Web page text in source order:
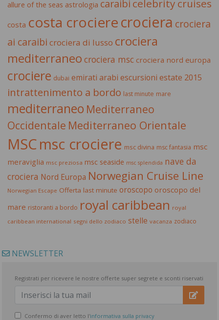
allure of the seas astrologia caraibi celebrity cruises
costa costa crocierecrociera crociera
ai caraibi crociera di lusso crociera
mediterraneo crociera msc crociera nord europa
crociere dubai emirati arabi escursioni estate 2015
intrattenimento a bordo last minute mare
mediterraneo Mediterraneo
Occidentale Mediterraneo Orientale
MSCmsc crociere msc divina msc fantasia msc
meraviglia msc preziosa msc seaside msc splendida nave da
crociera Nord Europa Norwegian Cruise Line
Norwegian Escape Offerta last minute oroscopo oroscopo del
mare ristoranti a bordo royal caribbean royal
caribbean international segni dello zodiaco stelle vacanza zodiaco
NEWSLETTER
Registrati per ricevere le nostre offerte super segrete e sconti riservati
Confermo di aver letto l'informativa sulla privacy